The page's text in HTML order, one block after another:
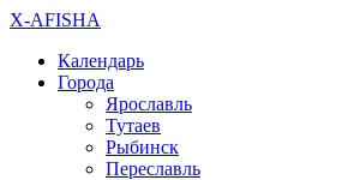
X-AFISHA
Календарь
Города
Ярославль
Тутаев
Рыбинск
Переславль